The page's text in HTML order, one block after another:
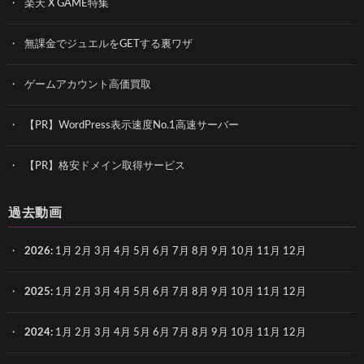
楽天 X GAME特集
無課金でジュエルをGETする裏ワザ
ゲームアカウント高価買取
【PR】WordPress表示速度No.1高速サーバー
【PR】格安ドメイン取得サービス
過去動画
2026: 1月 2月 3月 4月 5月 6月 7月 8月 9月 10月 11月 12月
2025: 1月 2月 3月 4月 5月 6月 7月 8月 9月 10月 11月 12月
2024: 1月 2月 3月 4月 5月 6月 7月 8月 9月 10月 11月 12月